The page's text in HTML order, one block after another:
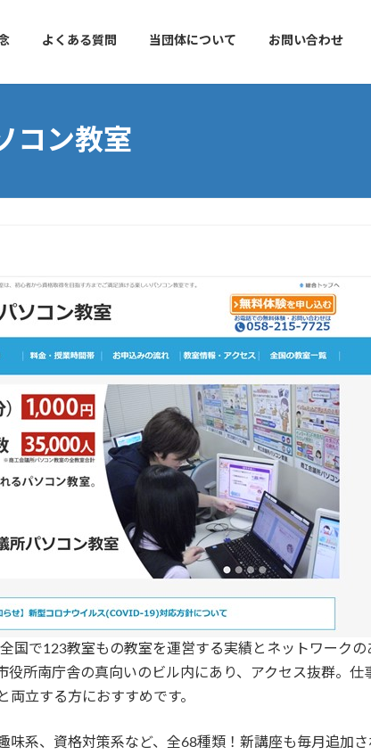
よくある質問 当団体について お問い合わせ
コン教室
国で123教室もの教室を運営する実績とネットワークの
役所南庁舎の真向いのビル内にあり、アクセス抜群。仕
両立する方におすすめです。
味系、資格対策系など、全68種類！新講座も毎月追加さ